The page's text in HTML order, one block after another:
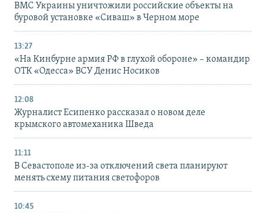
ВМС Украины уничтожили российские объекты на
буровой установке «Сиваш» в Черном море
13:27
«На Кинбурне армия РФ в глухой обороне» – командир
ОТК «Одесса» ВСУ Денис Носиков
12:08
Журналист Есипенко рассказал о новом деле
крымского автомеханика Шведа
11:11
В Севастополе из-за отключений света планируют
менять схему питания светофоров
10:45